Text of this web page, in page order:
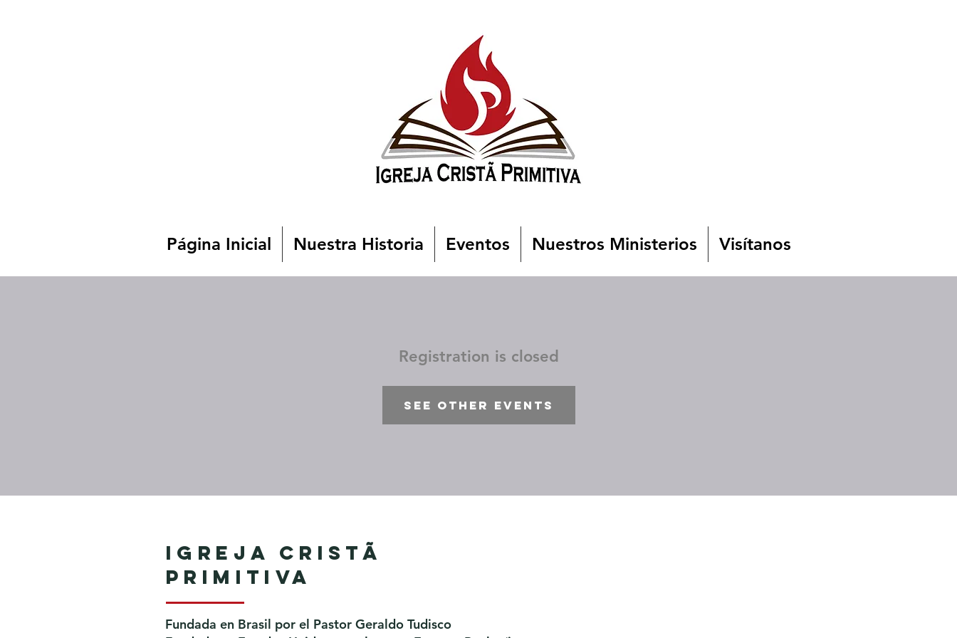
Página Inicial Nuestra Historia Eventos Nuestros Ministerios Visítanos
Registration is closed
See other events
Igreja Cristã
Primitiva
Fundada en Brasil por el Pastor Geraldo Tudisco